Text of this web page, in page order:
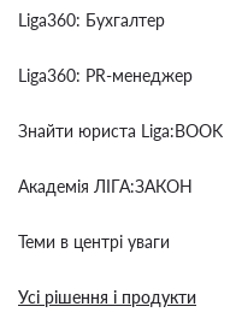
Liga360: Бухгалтер
Liga360: PR-менеджер
Знайти юриста Liga:BOOK
Академія ЛІГА:ЗАКОН
Теми в центрі уваги
Усі рішення і продукти